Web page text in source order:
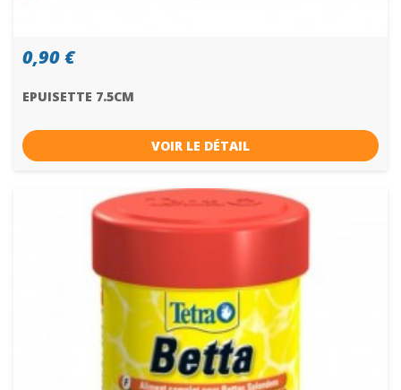
0,90 €
EPUISETTE 7.5CM
VOIR LE DÉTAIL